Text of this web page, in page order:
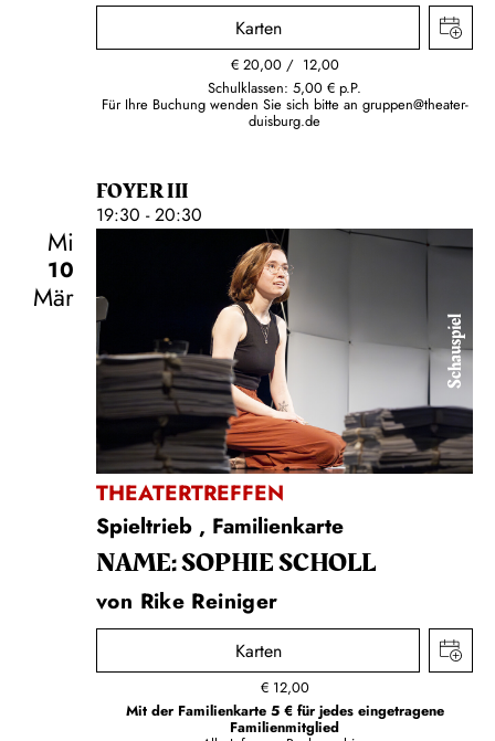
Karten
€ 20,00
12,00
Schulklassen: 5,00 € p.P.
Für Ihre Buchung wenden Sie sich bitte an gruppen@theater-
duisburg.de
FOYER III
19:30 - 20:30
Mi
10
Mär
Schauspiel
THEATERTREFFEN
Spieltrieb , Familienkarte
NAME: SOPHIE SCHOLL
von Rike Reiniger
Karten
€ 12,00
Mit der Familienkarte 5 € für jedes eingetragene
Familienmitglied